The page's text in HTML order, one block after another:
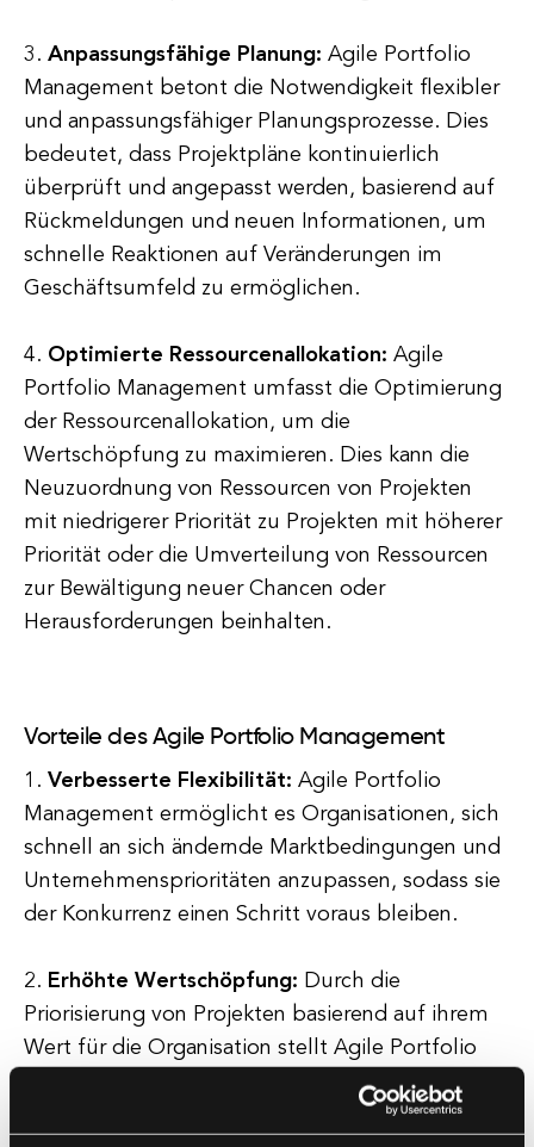
3. Anpassungsfähige Planung: Agile Portfolio
Management betont die Notwendigkeit flexibler
und anpassungsfähiger Planungsprozesse. Dies
bedeutet, dass Projektpläne kontinuierlich
überprüft und angepasst werden, basierend auf
Rückmeldungen und neuen Informationen, um
schnelle Reaktionen auf Veränderungen im
Geschäftsumfeld zu ermöglichen.
4. Optimierte Ressourcenallokation: Agile
Portfolio Management umfasst die Optimierung
der Ressourcenallokation, um die
Wertschöpfung zu maximieren. Dies kann die
Neuzuordnung von Ressourcen von Projekten
mit niedrigerer Priorität zu Projekten mit höherer
Priorität oder die Umverteilung von Ressourcen
zur Bewältigung neuer Chancen oder
Herausforderungen beinhalten.
Vorteile des Agile Portfolio Management
1. Verbesserte Flexibilität: Agile Portfolio
Management ermöglicht es Organisationen, sich
schnell an sich ändernde Marktbedingungen und
Unternehmensprioritäten anzupassen, sodass sie
der Konkurrenz einen Schritt voraus bleiben.
2. Erhöhte Wertschöpfung: Durch die
Priorisierung von Projekten basierend auf ihrem
Wert für die Organisation stellt Agile Portfolio
Management sicher, dass Ressourcen Projekten
zugewiesen werden, die den größten Return on